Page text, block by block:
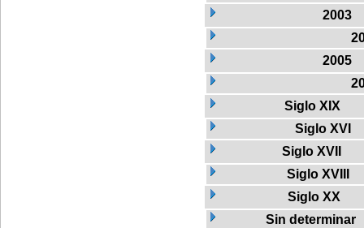
2003
2005
Siglo XIX
Siglo XVI
Siglo XVII
Siglo XVIII
Siglo XX
Sin determinar